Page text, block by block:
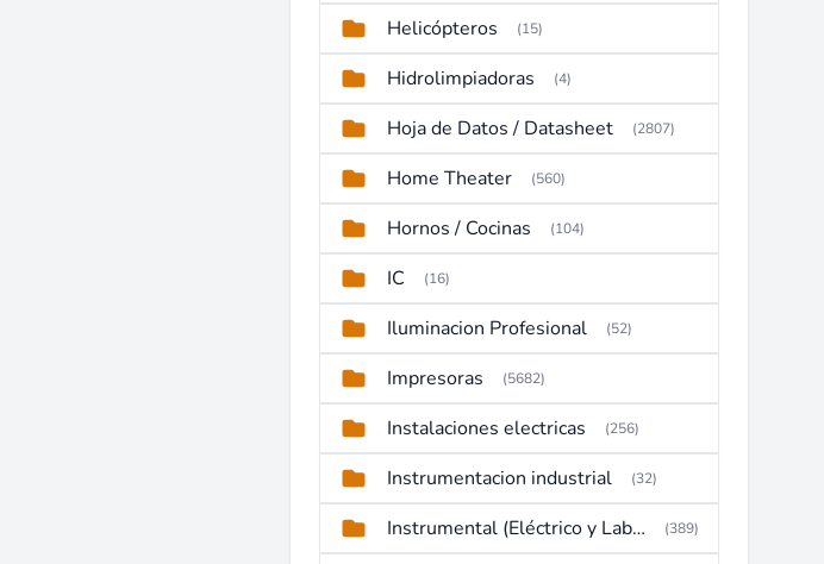
Helicópteros (15)
Hidrolimpiadoras (4)
Hoja de Datos / Datasheet (2807)
Home Theater (560)
Hornos / Cocinas (104)
IC (16)
Iluminacion Profesional (52)
Impresoras (5682)
Instalaciones electricas (256)
Instrumentacion industrial (32)
Instrumental (Eléctrico y Laboratorio) (389)